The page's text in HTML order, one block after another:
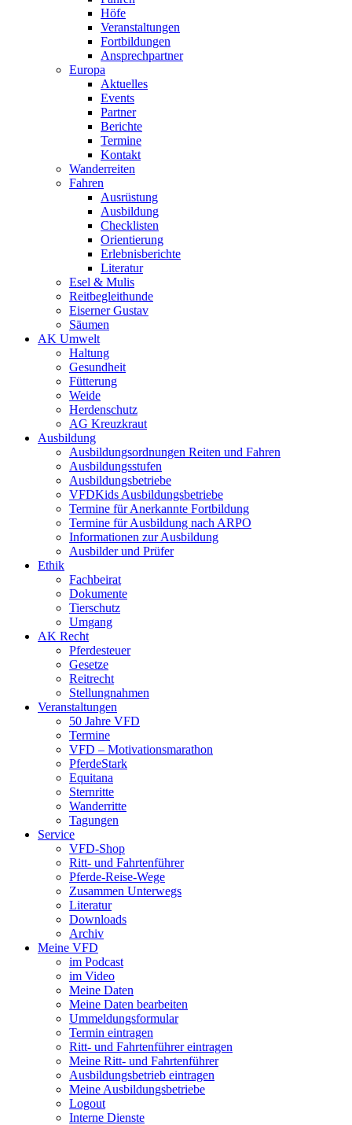
Höfe
Veranstaltungen
Fortbildungen
Ansprechpartner
Europa
Aktuelles
Events
Partner
Berichte
Termine
Kontakt
Wanderreiten
Fahren
Ausrüstung
Ausbildung
Checklisten
Orientierung
Erlebnisberichte
Literatur
Esel & Mulis
Reitbegleithunde
Eiserner Gustav
Säumen
AK Umwelt
Haltung
Gesundheit
Fütterung
Weide
Herdenschutz
AG Kreuzkraut
Ausbildung
Ausbildungsordnungen Reiten und Fahren
Ausbildungsstufen
Ausbildungsbetriebe
VFDKids Ausbildungsbetriebe
Termine für Anerkannte Fortbildung
Termine für Ausbildung nach ARPO
Informationen zur Ausbildung
Ausbilder und Prüfer
Ethik
Fachbeirat
Dokumente
Tierschutz
Umgang
AK Recht
Pferdesteuer
Gesetze
Reitrecht
Stellungnahmen
Veranstaltungen
50 Jahre VFD
Termine
VFD – Motivationsmarathon
PferdeStark
Equitana
Sternritte
Wanderritte
Tagungen
Service
VFD-Shop
Ritt- und Fahrtenführer
Pferde-Reise-Wege
Zusammen Unterwegs
Literatur
Downloads
Archiv
Meine VFD
im Podcast
im Video
Meine Daten
Meine Daten bearbeiten
Ummeldungsformular
Termin eintragen
Ritt- und Fahrtenführer eintragen
Meine Ritt- und Fahrtenführer
Ausbildungsbetrieb eintragen
Meine Ausbildungsbetriebe
Logout
Interne Dienste